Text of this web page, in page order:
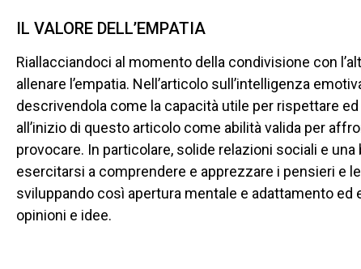
IL VALORE DELL’EMPATIA
Riallacciandoci al momento della condivisione con
allenare l’empatia. Nell’articolo sull’intelligenza
descrivendola come la capacità utile per rispettare
all’inizio di questo articolo come abilità valida per
provocare. In particolare, solide relazioni sociali e
esercitarsi a comprendere e apprezzare i pensieri e
sviluppando così apertura mentale e adattamento
opinioni e idee.